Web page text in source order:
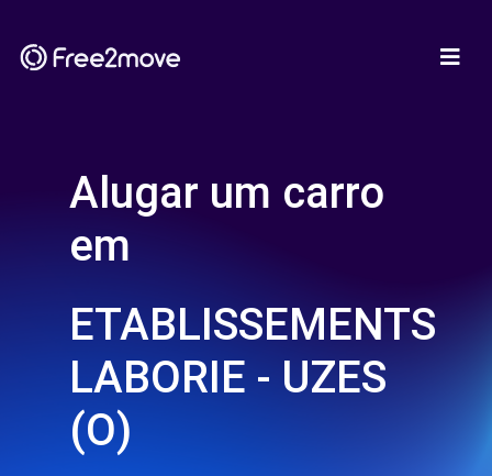
Alugar um carro
em
ETABLISSEMENTS
LABORIE - UZES
(O)